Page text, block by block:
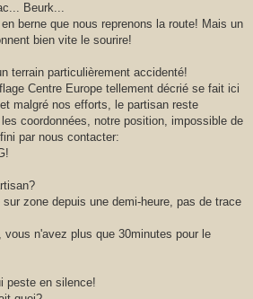
Beurk...
berne que nous reprenons la route! Mais un
bien vite le sourire!
terrain particulièrement accidenté!
Centre Europe tellement décrié se fait ici
malgré nos efforts, le partisan reste
coordonnées, notre position, impossible de
par nous contacter:
zone depuis une demi-heure, pas de trace
vous n'avez plus que 30minutes pour le
peste en silence!